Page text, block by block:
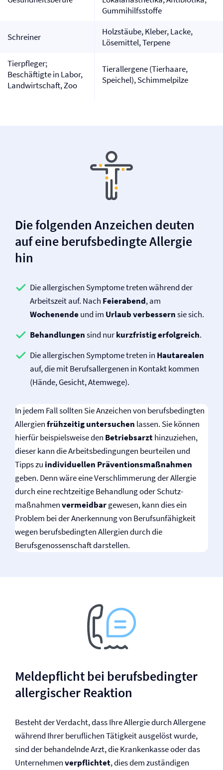
Gummihilfsstoffe
Schreiner
Holzstäube, Kleber, Lacke,
Lösemittel, Terpene
Tierpfleger;
Beschäftigte in Labor,
Landwirtschaft, Zoo
Tierallergene (Tierhaare,
Speichel), Schimmelpilze
Die folgenden Anzeichen deuten
auf eine berufsbedingte Allergie
hin
Die allergischen Symptome treten während der
Arbeitszeit auf. Nach Feierabend, am
Wochenendeund im Urlaub verbessernsie sich.
Behandlungensind nurkurzfristig erfolgreich.
Die allergischen Symptome treten in Hautarealen
auf, die mit Berufsallergenen in Kontakt kommen
(Hände, Gesicht, Atemwege).
In jedem Fall sollten Sie Anzeichen von berufsbedingten
Allergienfrühzeitig untersuchen lassen. Sie können
hierfür beispielsweise den Betriebsarzthinzuziehen,
dieser kann die Arbeitsbedingungen beurteilen und
Tipps zu individuellen Präventions­maßnahmen
geben. Denn wäre eine Verschlimmerung der Allergie
durch eine rechtzeitige Behandlung oder Schutz­
maßnahmenvermeidbargewesen, kann dies ein
Problem bei der Anerkennung von Berufs­unfähigkeit
wegen berufsbedingten Allergien durch die
Berufsgenossenschaft darstellen.
Meldepflicht bei berufsbedingter
allergischer Reaktion
Besteht der Verdacht, dass Ihre Allergie durch Allergene
während Ihrer beruflichen Tätigkeit ausgelöst wurde,
sind der behandelnde Arzt, die Krankenkasse oder das
Unternehmenverpflichtet, dies dem zuständigen